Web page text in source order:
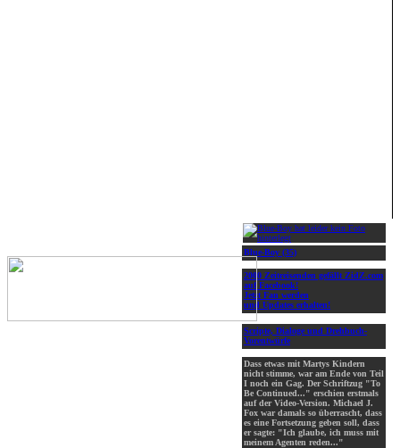
Blue-Boy (35)
2000 Zeitreisenden gefällt ZidZ.com
auf Facebook!
Jetzt Fan werden
und Updates erhalten!
Scripte, Dialoge und Drehbuch-
Vorentwürfe
Dass etwas mit Martys Kindern
nicht stimme, war am Ende von Teil
I noch ein Gag. Der Schriftzug "To
Be Continued..." erschien erstmals
auf der Video-Version. Michael J.
Fox war damals so überrascht, dass
es eine Fortsetzung geben soll, dass
er sagte: "Ich glaube, ich muss mit
meinem Agenten reden..."